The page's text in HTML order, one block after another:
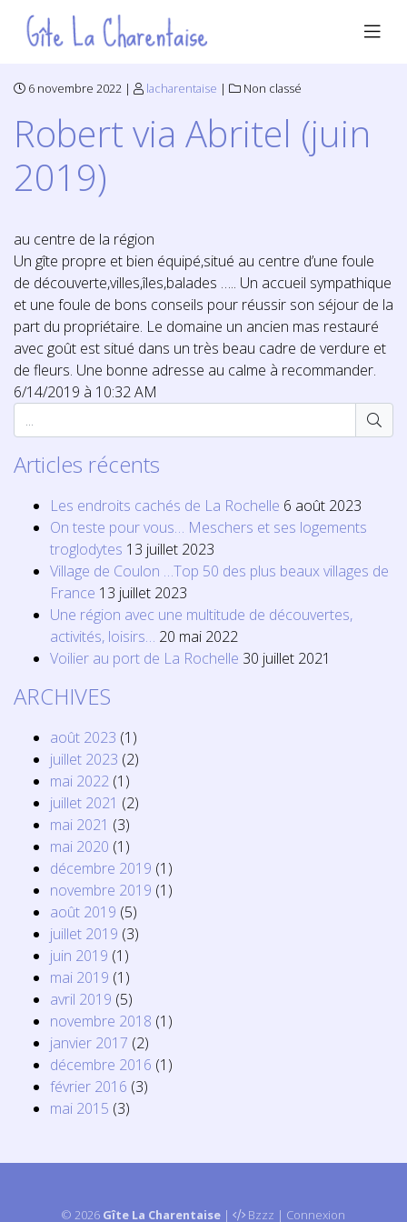
6 novembre 2022 | lacharentaise | Non classé
Robert via Abritel (juin
2019)
au centre de la région
Un gîte propre et bien équipé,situé au centre d’une foule
de découverte,villes,îles,balades ….. Un accueil sympathique
et une foule de bons conseils pour réussir son séjour de la
part du propriétaire. Le domaine un ancien mas restauré
avec goût est situé dans un très beau cadre de verdure et
de fleurs. Une bonne adresse au calme à recommander.
6/14/2019 à 10:32 AM
Articles récents
Les endroits cachés de La Rochelle 6 août 2023
On teste pour vous… Meschers et ses logements
troglodytes 13 juillet 2023
Village de Coulon …Top 50 des plus beaux villages de
France 13 juillet 2023
Une région avec une multitude de découvertes,
activités, loisirs… 20 mai 2022
Voilier au port de La Rochelle 30 juillet 2021
ARCHIVES
août 2023 (1)
juillet 2023 (2)
mai 2022 (1)
juillet 2021 (2)
mai 2021 (3)
mai 2020 (1)
décembre 2019 (1)
novembre 2019 (1)
août 2019 (5)
juillet 2019 (3)
juin 2019 (1)
mai 2019 (1)
avril 2019 (5)
novembre 2018 (1)
janvier 2017 (2)
décembre 2016 (1)
février 2016 (3)
mai 2015 (3)
© 2026 Gîte La Charentaise | Bzzz | Connexion